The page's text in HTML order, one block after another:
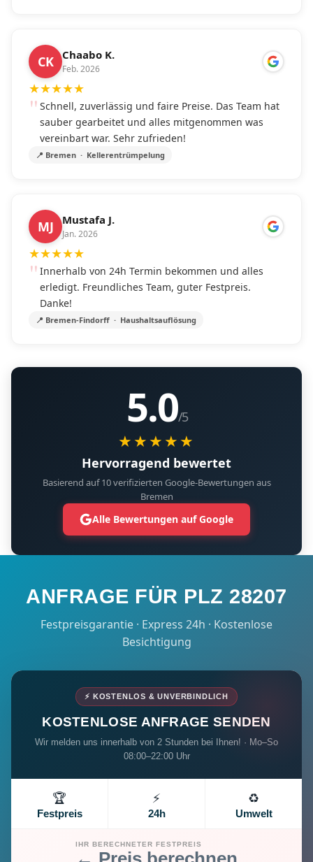
CK Chaabo K.
Feb. 2026
★★★★★
Schnell, zuverlässig und faire Preise. Das Team hat
sauber gearbeitet und alles mitgenommen was
vereinbart war. Sehr zufrieden!
📍 Bremen · Kellerentrümpelung
MJ Mustafa J.
Jan. 2026
★★★★★
Innerhalb von 24h Termin bekommen und alles
erledigt. Freundliches Team, guter Festpreis.
Danke!
📍 Bremen-Findorff · Haushaltsauflösung
5.0/5
★★★★★
Hervorragend bewertet
Basierend auf 10 verifizierten Google-Bewertungen aus
Bremen
Alle Bewertungen auf Google
ANFRAGE FÜR PLZ 28207
Festpreisgarantie · Express 24h · Kostenlose
Besichtigung
⚡ KOSTENLOS & UNVERBINDLICH
KOSTENLOSE ANFRAGE SENDEN
Wir melden uns innerhalb von 2 Stunden bei Ihnen! · Mo–So
08:00–22:00 Uhr
🏆
Festpreis
⚡
24h
♻️
Umwelt
IHR BERECHNETER FESTPREIS